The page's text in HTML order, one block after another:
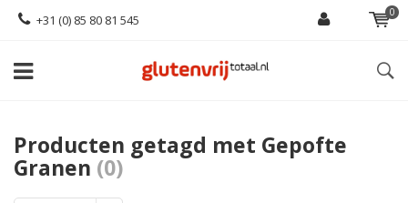
+31 (0) 85 80 81 545 0
Producten getagd met Gepofte
Granen (0)